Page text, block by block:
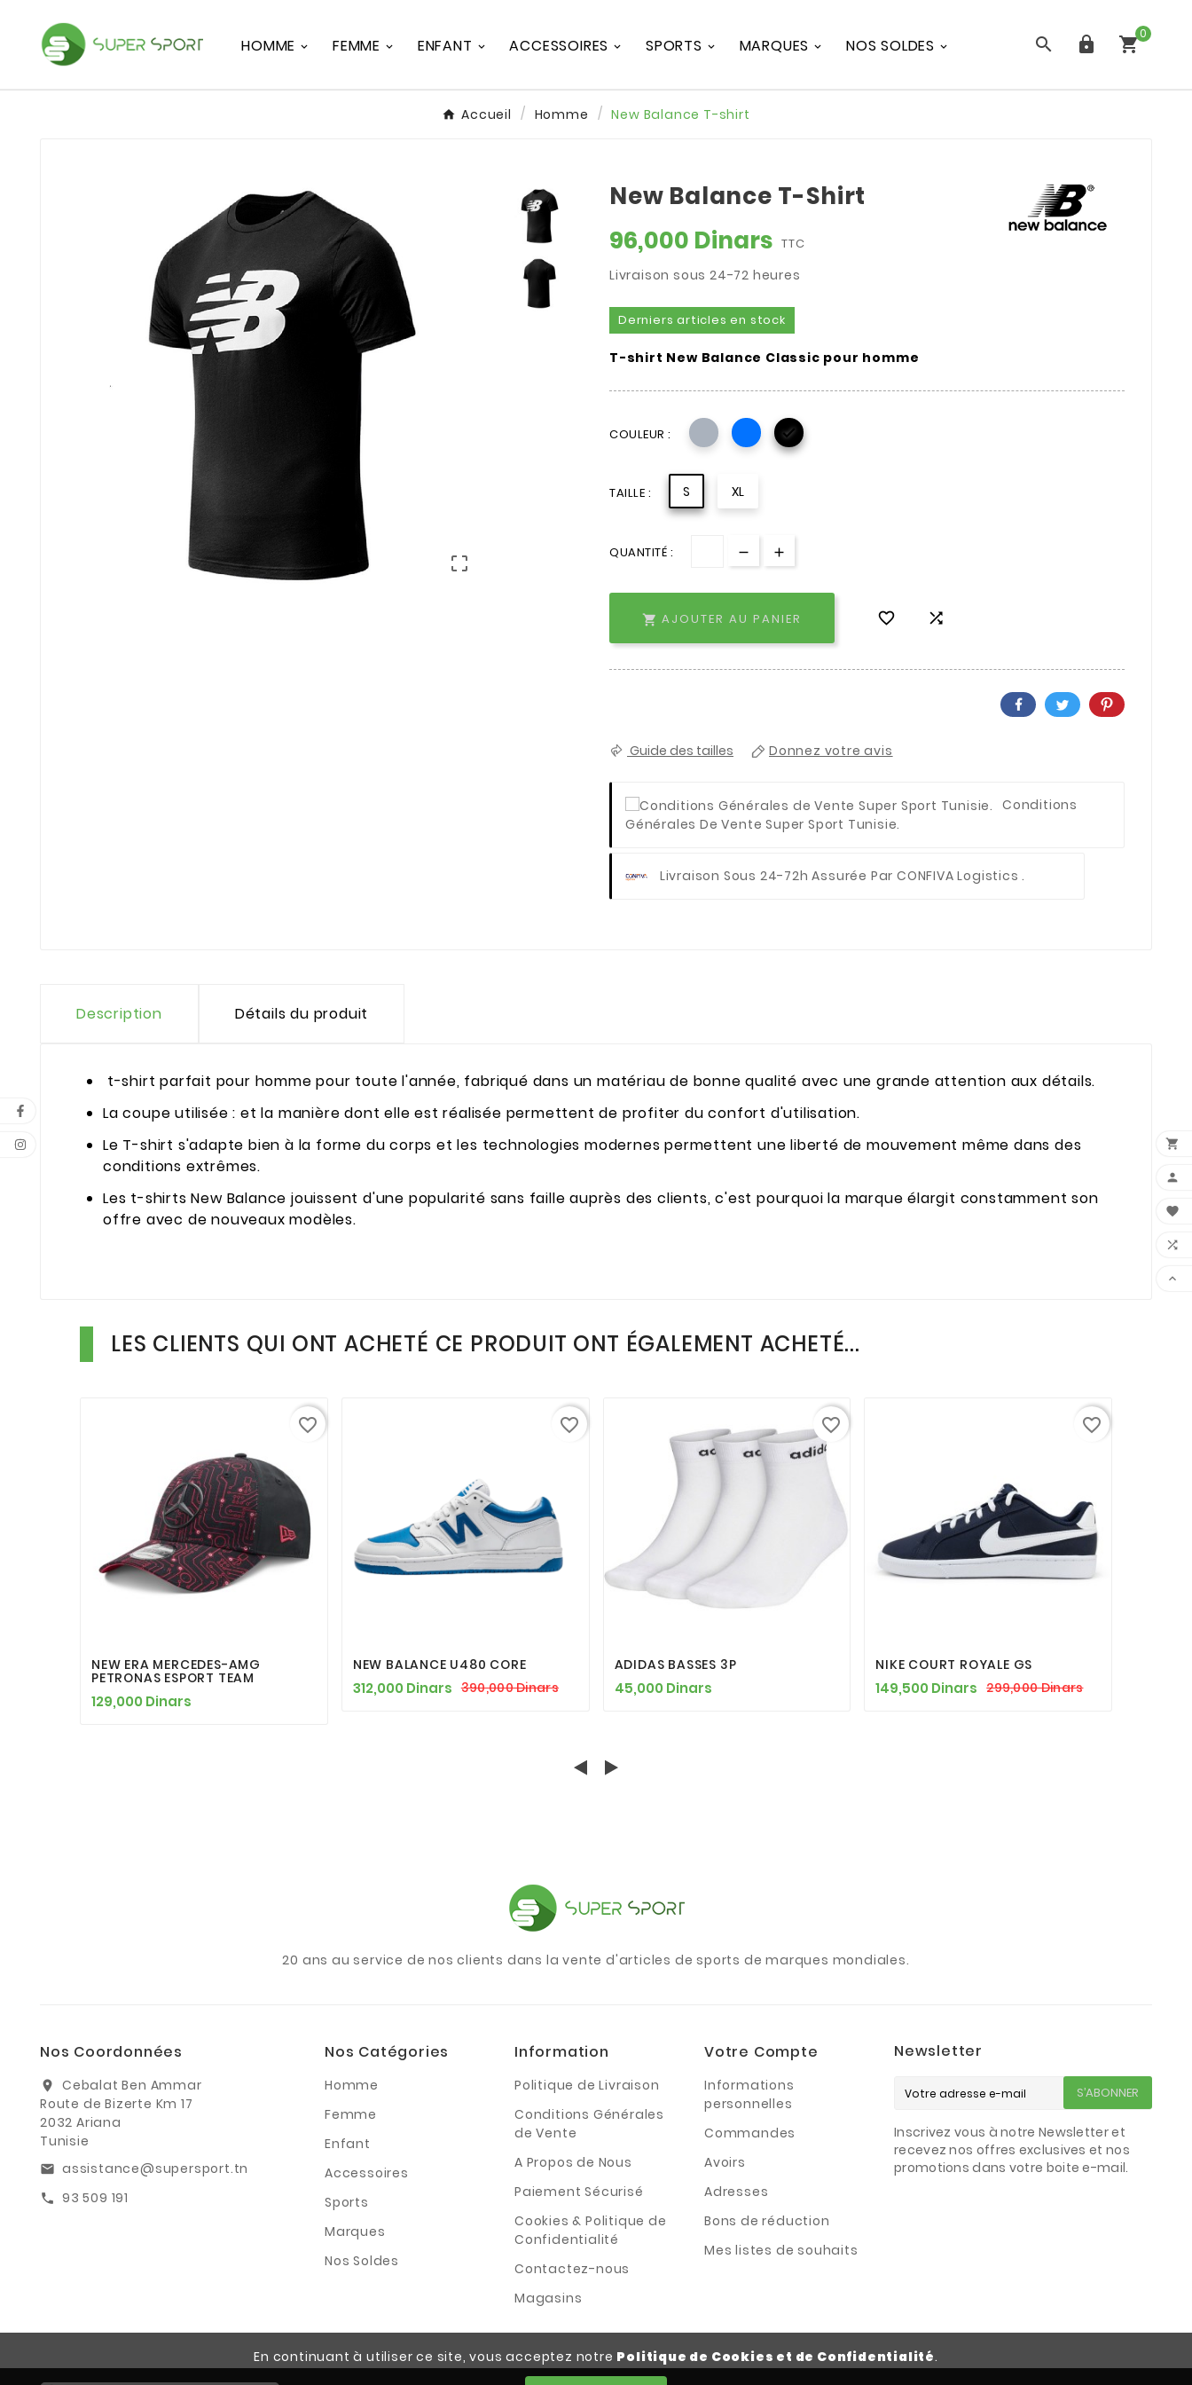
En continuant à utiliser ce site, vous acceptez notre Politique de Cookies et de Confidentialité.
HOMME FEMME ENFANT ACCESSOIRES SPORTS MARQUES NOS SOLDES   
0
Accueil Homme New Balance T-shirt

New Balance T-Shirt
96,000 Dinars TTC
Livraison sous 24-72 heures
Derniers articles en stock
T-shirt New Balance Classic pour homme
COULEUR : 
TAILLE : S XL
QUANTITÉ :
 AJOUTER AU PANIER  
Guide des tailles Donnez votre avis
Conditions
Générales De Vente Super Sport Tunisie.
Livraison Sous 24-72h Assurée Par CONFIVA Logistics .
Description Détails du produit
t-shirt parfait pour homme pour toute l'année, fabriqué dans un matériau de bonne qualité avec une grande attention aux détails.
La coupe utilisée : et la manière dont elle est réalisée permettent de profiter du confort d'utilisation.
Le T-shirt s'adapte bien à la forme du corps et les technologies modernes permettent une liberté de mouvement même dans des
conditions extrêmes.
Les t-shirts New Balance jouissent d'une popularité sans faille auprès des clients, c'est pourquoi la marque élargit constamment son
offre avec de nouveaux modèles.
LES CLIENTS QUI ONT ACHETÉ CE PRODUIT ONT ÉGALEMENT ACHETÉ...
NEW ERA MERCEDES-AMG
PETRONAS ESPORT TEAM
129,000 Dinars
favorite_border
NEW BALANCE U480 CORE
312,000 Dinars 390,000 Dinars
favorite_border
ADIDAS BASSES 3P
45,000 Dinars
favorite_border
NIKE COURT ROYALE GS
149,500 Dinars 299,000 Dinars
favorite_border
20 ans au service de nos clients dans la vente d'articles de sports de marques mondiales.
Nos Coordonnées
location_on
Cebalat Ben Ammar
Route de Bizerte Km 17
2032 Ariana
Tunisie
email assistance@supersport.tn
call 93 509 191
Nos Catégories
Homme
Femme
Enfant
Accessoires
Sports
Marques
Nos Soldes
Information
Politique de Livraison
Conditions Générales
de Vente
A Propos de Nous
Paiement Sécurisé
Cookies & Politique de
Confidentialité
Contactez-nous
Magasins
Votre Compte
Informations
personnelles
Commandes
Avoirs
Adresses
Bons de réduction
Mes listes de souhaits
Newsletter
S’ABONNER
Inscrivez vous à notre Newsletter et
recevez nos offres exclusives et nos
promotions dans votre boite e-mail.




